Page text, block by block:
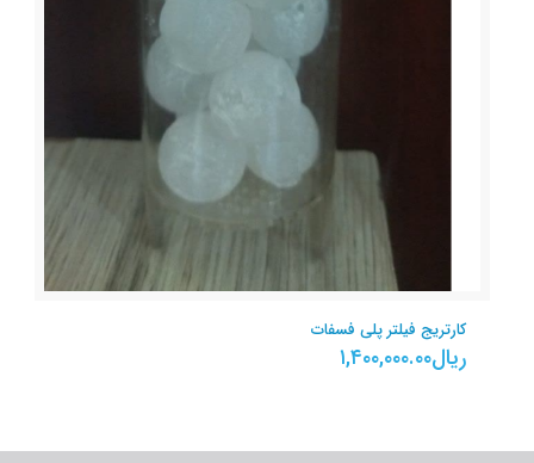
کارتریج فیلتر پلی فسفات
ریال۱,۴۰۰,۰۰۰.۰۰